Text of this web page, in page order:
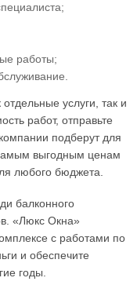
работы;
услуги, так и
работ, отправьте
подберут для
выгодным ценам
любого бюджета.
балконного
«Люкс Окна»
с работами по
и обеспечите
годы.